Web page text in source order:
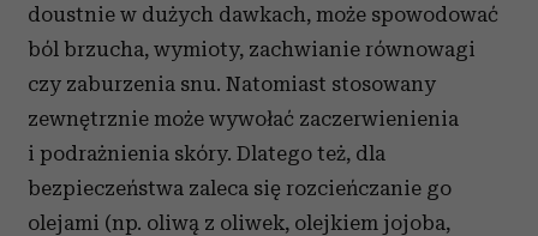
doustnie w dużych dawkach, może spowodować
ból brzucha, wymioty, zachwianie równowagi
czy zaburzenia snu. Natomiast stosowany
zewnętrznie może wywołać zaczerwienienia
i podrażnienia skóry. Dlatego też, dla
bezpieczeństwa zaleca się rozcieńczanie go
olejami (np. oliwą z oliwek, olejkiem jojoba,